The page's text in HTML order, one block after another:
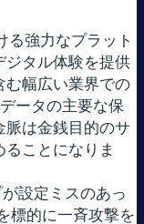
る強力なプラット
ジタル体験を提供
む幅広い業界での
ータの主要な保
脈は金銭目的のサ
ことになりま
設定ミスのあっ
標的に一斉攻撃を